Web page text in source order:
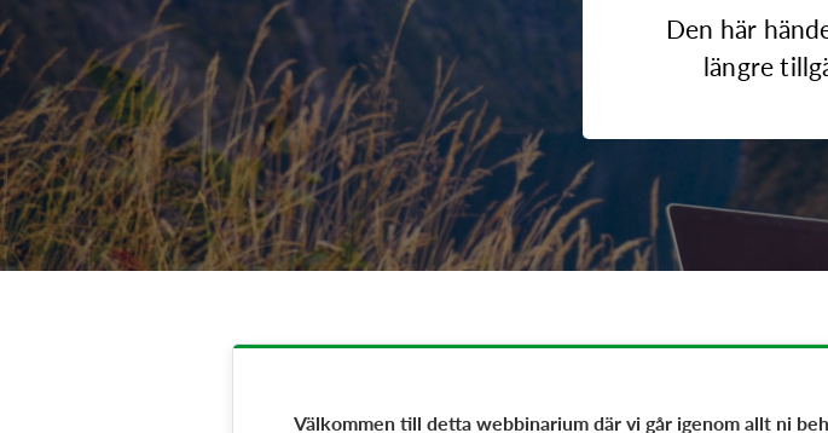
Den här
längre
Välkommen till detta webbinarium där vi går igenom allt ni